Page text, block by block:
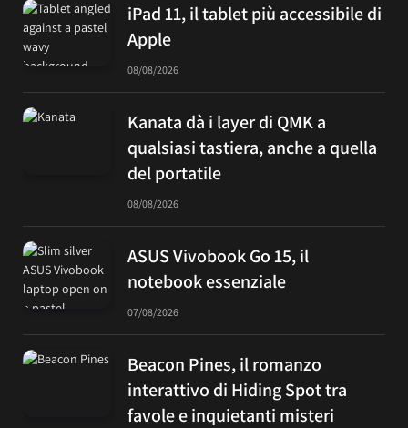
iPad 11, il tablet più accessibile di
Apple
08/08/2026
Kanata dà i layer di QMK a
qualsiasi tastiera, anche a quella
del portatile
08/08/2026
ASUS Vivobook Go 15, il
notebook essenziale
07/08/2026
Beacon Pines, il romanzo
interattivo di Hiding Spot tra
favole e inquietanti misteri